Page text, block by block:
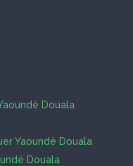
Douala
Yaoundé Douala
Douala